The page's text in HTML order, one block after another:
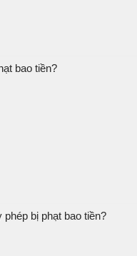
bao tiền?
bị phạt bao tiền?